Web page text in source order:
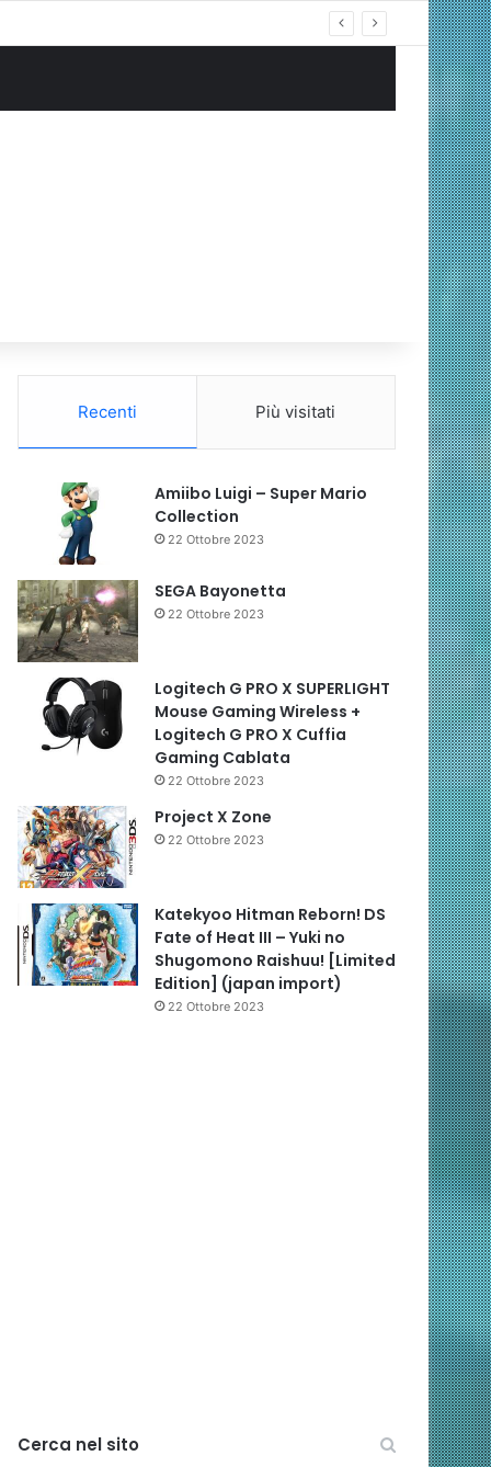
Recenti Più visitati
Amiibo Luigi – Super Mario
Collection
22 Ottobre 2023
SEGA Bayonetta
22 Ottobre 2023
Logitech G PRO X SUPERLIGHT
Mouse Gaming Wireless +
Logitech G PRO X Cuffia
Gaming Cablata
22 Ottobre 2023
Project X Zone
22 Ottobre 2023
Katekyoo Hitman Reborn! DS
Fate of Heat III – Yuki no
Shugomono Raishuu! [Limited
Edition] (japan import)
22 Ottobre 2023
Cerca nel sito